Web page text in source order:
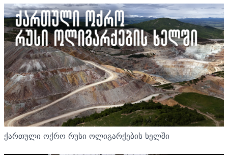
ქართული ოქრო რუსი ოლიგარქების ხელში